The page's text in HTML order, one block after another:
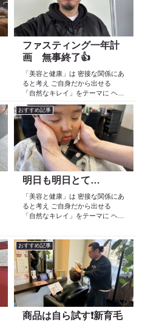
ファスティング一年計
画 無事終了👍
「美容と健康」は 密接な関係にあ
ると考え ご自身だから出せる
「自然なキレイ」をテーマに ヘア
の 「根本改善」を目的とした美容
院 Def 古江です 2023年３月30日
より スタートしたこのブログ
日々の事や...
おすすめ記事
明日も明日とて…
「美容と健康」は 密接な関係にあ
ると考え ご自身だから出せる
「自然なキレイ」をテーマに ヘア
院 Def 古江です 2023年３月30日
より スタートしたこのブログ
日々の事や...
おすすめ記事
商品は自ら試す❗️新育毛